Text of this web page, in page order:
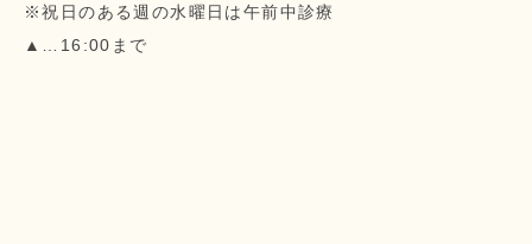
※祝日のある週の水曜日は午前中診療
▲…16:00まで